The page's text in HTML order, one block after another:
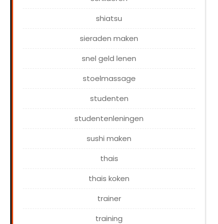
shiatsu
sieraden maken
snel geld lenen
stoelmassage
studenten
studentenleningen
sushi maken
thais
thais koken
trainer
training